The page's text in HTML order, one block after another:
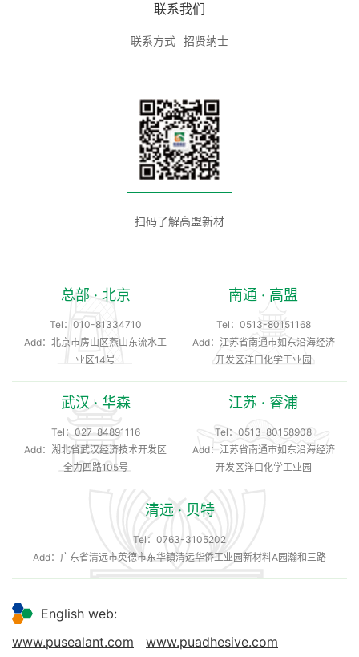
联系我们
联系方式 招贤纳士
扫码了解高盟新材
总部 · 北京
Tel： 010-81334710
Add：北京市房山区燕山东流水工
业区14号
南通 · 高盟
Tel： 0513-80151168
Add：江苏省南通市如东沿海经济
开发区洋口化学工业园
武汉 · 华森
Tel： 027-84891116
Add：湖北省武汉经济技术开发区
全力四路105号
江苏 · 睿浦
Tel： 0513-80158908
Add：江苏省南通市如东沿海经济
开发区洋口化学工业园
清远 · 贝特
Tel： 0763-3105202
Add：广东省清远市英德市东华镇清远华侨工业园新材料A园瀚和三路
English web:
www.pusealant.com
www.puadhesive.com